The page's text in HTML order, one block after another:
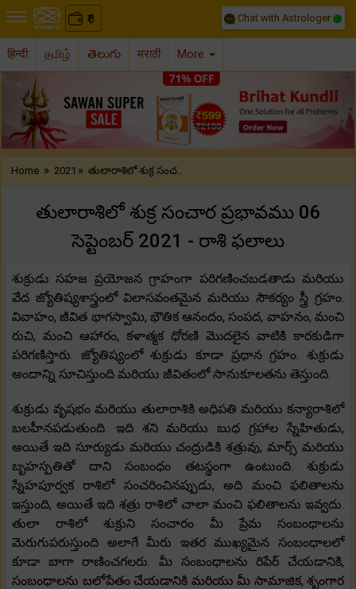
₹
0 Chat with Astrologer
हिन्दी தமிழ் తెలుగు मराठी More
Previous
Home » 2021 » తులారాశిలో శుక్ర సంచ..
తులారాశిలో శుక్ర సంచార ప్రభావము 06
సెప్టెంబర్ 2021 - రాశి ఫలాలు
శుక్రుడు సహజ ప్రయోజన గ్రాహంగా పరిగణించబడతాడు మరియు
వేద జ్యోతిష్యశాస్త్రంలో విలాసవంతమైన మరియు సౌకర్యం స్త్రీ గ్రహం.
వివాహం, జీవిత భాగస్వామి, భౌతిక ఆనందం, సంపద, వాహనం, మంచి
రుచి, మంచి ఆహారం, కళాత్మక ధోరణి మొదలైన వాటికి కారకుడిగా
పరిగణిస్తారు. జ్యోతిష్యంలో శుక్రుడు కూడా ప్రధాన గ్రహం. శుక్రుడు
అందాన్ని సూచిస్తుంది మరియు జీవితంలో సానుకూలతను తెస్తుంది.
శుక్రుడు వృషభం మరియు తులారాశికి అధిపతి మరియు కన్యారాశిలో
బలహీనపడుతుంది. ఇది శని మరియు బుధ గ్రహాల స్నేహితుడు,
అయితే ఇది సూర్యుడు మరియు చంద్రుడికి శత్రువు, మార్స్ మరియు
బృహస్పతితో దాని సంబంధం తటస్థంగా ఉంటుంది. శుక్రుడు
స్నేహపూర్వక రాశిలో సంచరించినప్పుడు, అది మంచి ఫలితాలను
ఇస్తుంది, అయితే ఇది శత్రు రాశిలో చాలా మంచి ఫలితాలను ఇవ్వదు.
తులా రాశిలో శుక్రుని సంచారం మీ ప్రేమ సంబంధాలను
మెరుగుపరుస్తుంది అలాగే మీరు ఇతర ముఖ్యమైన సంబంధాలలో
కూడా బాగా రాణించగలరు. మీ సంబంధాలను రిపేర్ చేయడానికి,
సంబంధాలను బలోపేతం చేయడానికి మరియు మీ సామాజిక, శృంగార